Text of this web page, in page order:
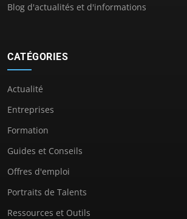
Blog d'actualités et d'informations
CATÉGORIES
Actualité
Entreprises
Formation
Guides et Conseils
Offres d'emploi
Portraits de Talents
Ressources et Outils